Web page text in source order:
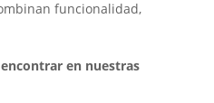
funcionalidad,
en nuestras